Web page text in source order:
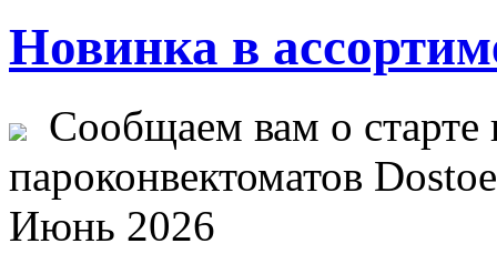
Новинка в
Сообщаем вам о старте
пароконвектоматов
Июнь 2026